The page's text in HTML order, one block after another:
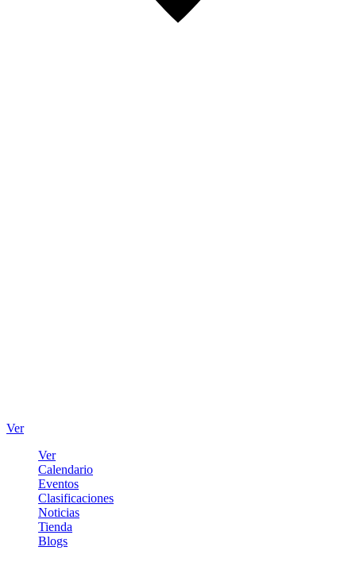
Ver
Ver
Calendario
Eventos
Clasificaciones
Noticias
Tienda
Blogs